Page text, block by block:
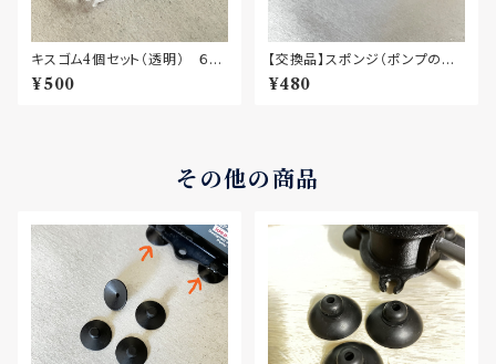
キスゴム4個セット（透明） ６ｍ
ｍチューブ、パイプ固定用
¥500
【交換品】スポンジ（ポンプのス
トレーナー用）
¥480
その他の商品